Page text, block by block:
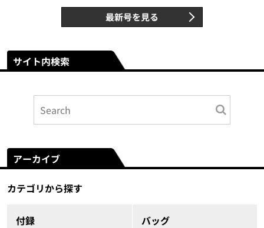
最新号を見る
サイト内検索
アーカイブ
カテゴリから探す
付録 バッグ